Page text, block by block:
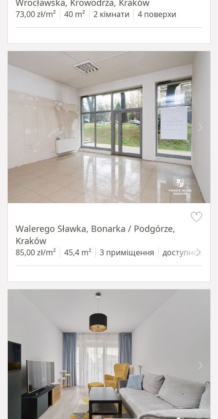
Wrocławska, Krowodrza, Kraków
73,00 zł/m² 40 m² 2 кімнати 4 поверхи
Walerego Sławka, Bonarka / Podgórze,
Kraków
85,00 zł/m² 45,4 m² 3 приміщення доступно з